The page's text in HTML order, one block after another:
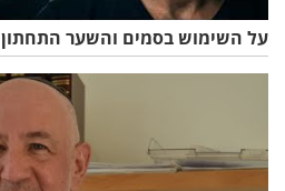
על השימוש בסמים והשער התחתון